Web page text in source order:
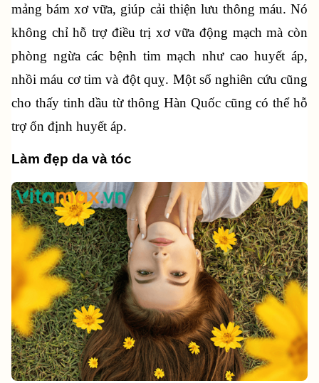
mảng bám xơ vữa, giúp cải thiện lưu thông máu. Nó
không chỉ hỗ trợ điều trị xơ vữa động mạch mà còn
phòng ngừa các bệnh tim mạch như cao huyết áp,
nhồi máu cơ tim và đột quỵ. Một số nghiên cứu cũng
cho thấy tinh dầu từ thông Hàn Quốc cũng có thể hỗ
trợ ổn định huyết áp.
Làm đẹp da và tóc